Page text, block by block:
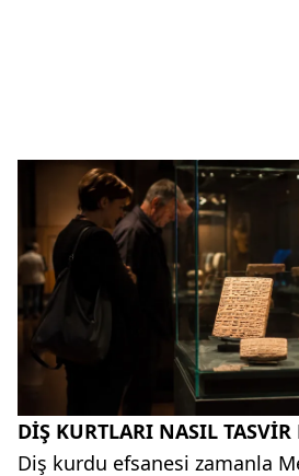
DİŞ KURTLARI NASIL TASVİR
Diş kurdu efsanesi zamanla